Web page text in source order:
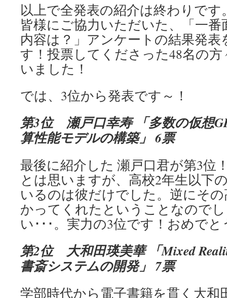
以上で全発表の紹介は終わりで
皆様にご協力いただいた、「一
内容は？」アンケートの結果発
す！投票してくださった48名の
いました！
では、3位から発表です～！
第3位 瀬戸口幸寿 「多数の仮想
算性能モデルの構築」 6票
最後に紹介した 瀬戸口君が第3位
とは思いますが、高校2年生以下
いるのは彼だけでした。逆にそ
かってくれたということなので
い･･･。実力の3位です！おめで
第2位 大和田瑛美華 「Mixed
書斎システムの開発」 7票
学部時代から電子書籍を貫く大和